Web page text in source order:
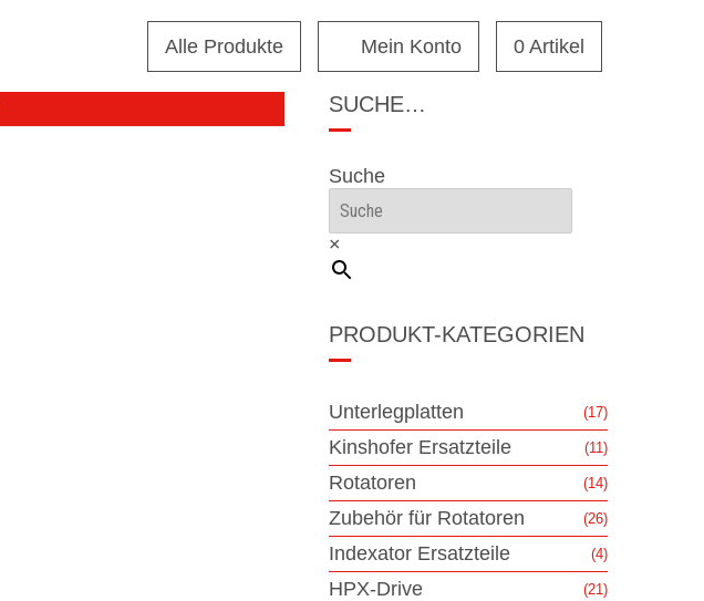
Alle Produkte Mein Konto 0 Artikel
SUCHE…
Suche
×
PRODUKT-KATEGORIEN
Unterlegplatten (17)
Kinshofer Ersatzteile (11)
Rotatoren (14)
Zubehör für Rotatoren (26)
Indexator Ersatzteile (4)
HPX-Drive (21)